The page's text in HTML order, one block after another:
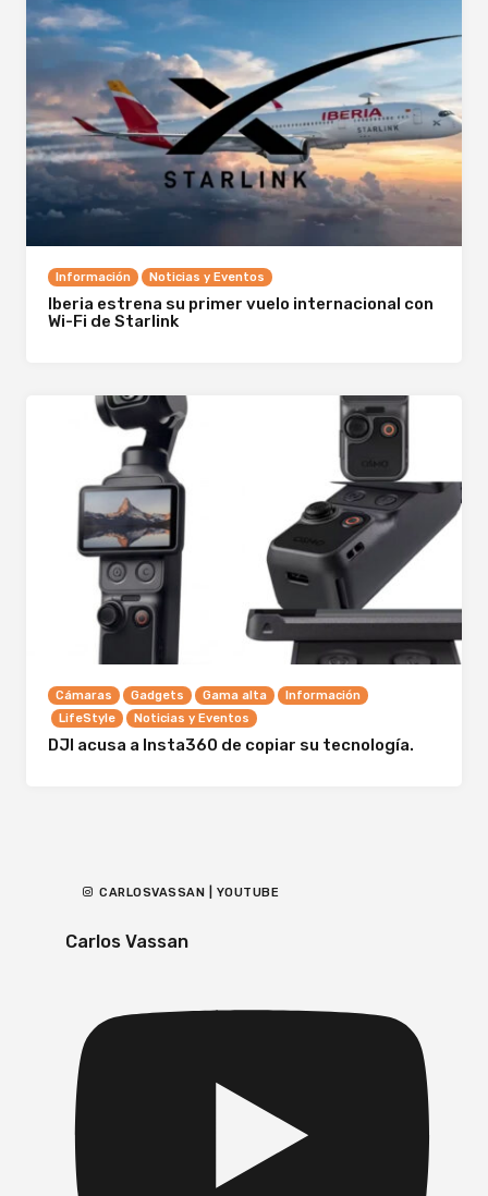
Información Noticias y Eventos
Iberia estrena su primer vuelo internacional con
Wi-Fi de Starlink
Cámaras Gadgets Gama alta
Información
LifeStyle
Noticias y Eventos
DJI acusa a Insta360 de copiar su tecnología.
CARLOSVASSAN | YOUTUBE
Carlos Vassan